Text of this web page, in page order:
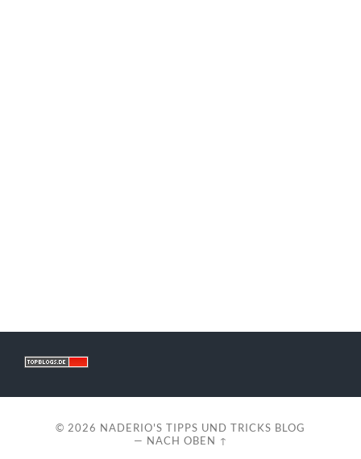
© 2026 NADERIO'S TIPPS UND TRICKS BLOG
— NACH OBEN ↑